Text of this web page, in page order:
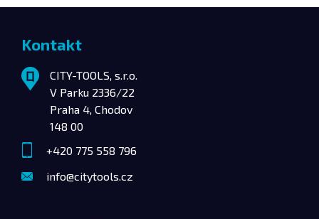
Kontakt
CITY-TOOLS, s.r.o.
V Parku 2336/22
Praha 4, Chodov
148 00
+420 775 558 796
info@citytools.cz